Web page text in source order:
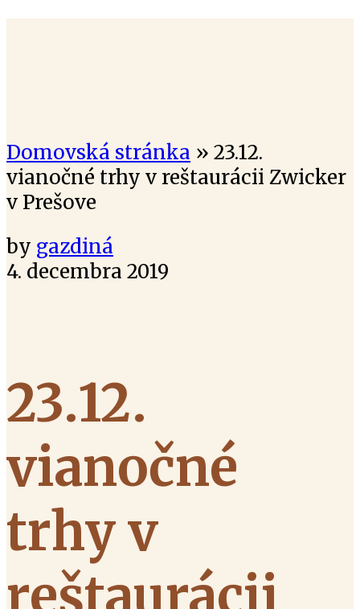
Domovská stránka » 23.12.
vianočné trhy v reštaurácii Zwicker
v Prešove
by gazdiná
4. decembra 2019
23.12.
vianočné
trhy v
reštaurácii